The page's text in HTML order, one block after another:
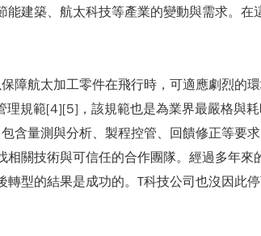
建築、航太科技等產業的變動與需求。
障航太加工零件在飛行時，可適應劇烈的
規範[4][5]，該規範也是為業界最嚴格與
量測與分析、製程控管、回饋修正等要
關技術與可信任的合作團隊。經過多年來
型的結果是成功的。T科技公司也沒因此